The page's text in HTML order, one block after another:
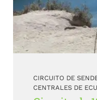
CIRCUITO DE
CENTRALES DE